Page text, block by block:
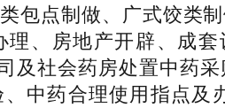
包点制做、广式饺类
、房地产开辟、成
及社会药房处置中药
中药合理使用指点